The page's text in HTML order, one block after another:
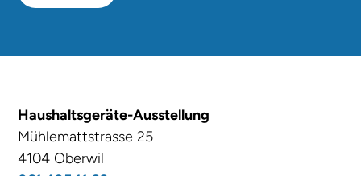
Haushaltsgeräte-Ausstellung
Mühlemattstrasse 25
4104 Oberwil